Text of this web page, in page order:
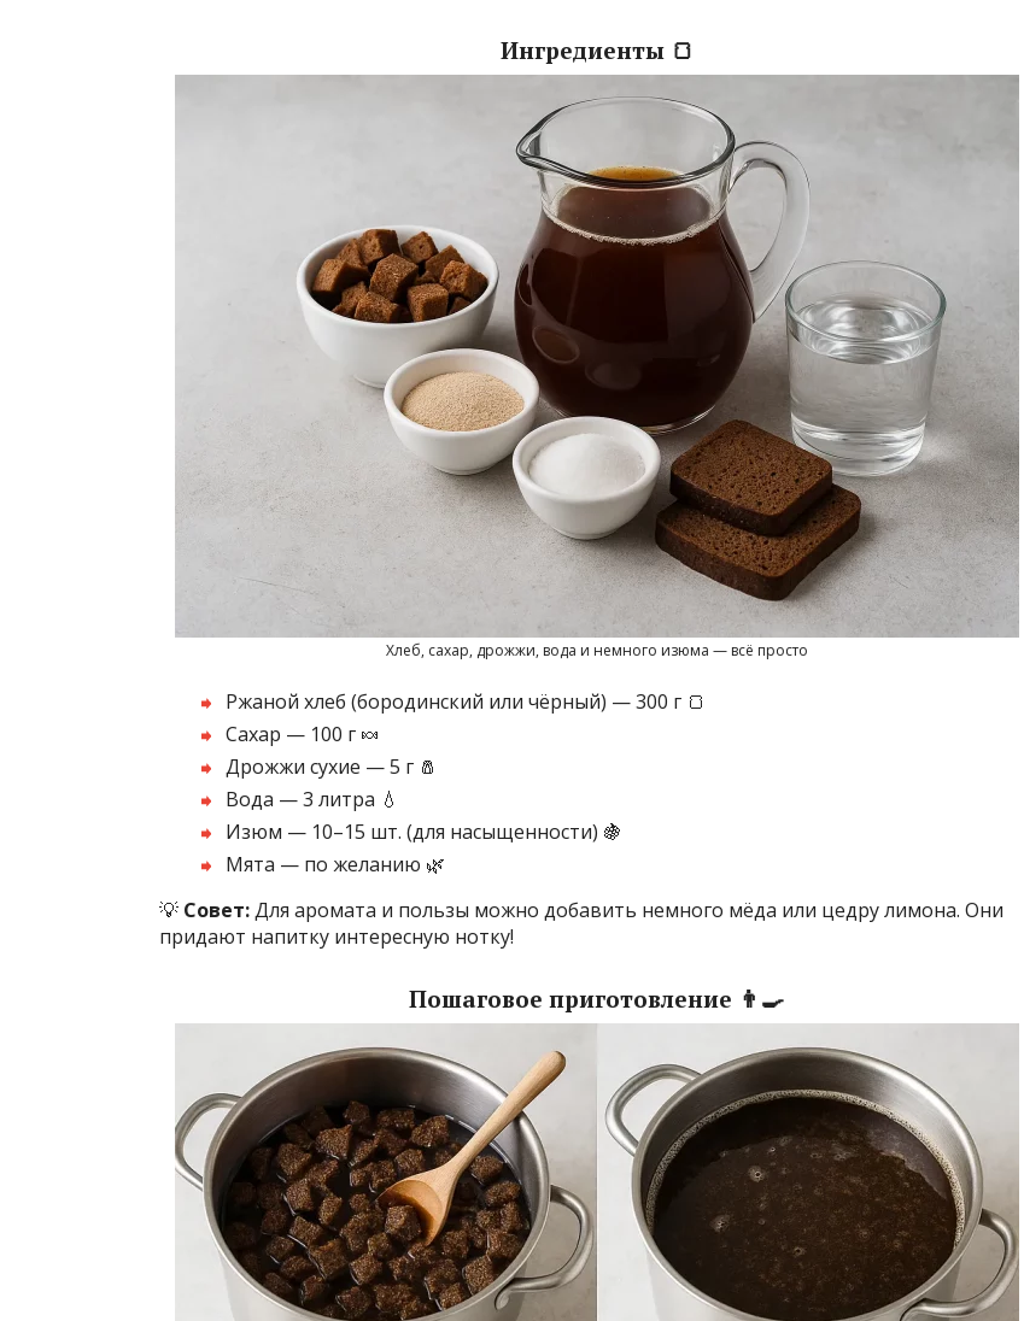
Ингредиенты 🍞
Хлеб, сахар, дрожжи, вода и немного изюма — всё просто
Ржаной хлеб (бородинский или чёрный) — 300 г 🍞
Сахар — 100 г 🍬
Дрожжи сухие — 5 г 🧂
Вода — 3 литра 💧
Изюм — 10–15 шт. (для насыщенности) 🍇
Мята — по желанию 🌿
💡 Совет:Для аромата и пользы можно добавить немного мёда или цедру лимона. Они
придают напитку интересную нотку!
Пошаговое приготовление 👨‍🍳